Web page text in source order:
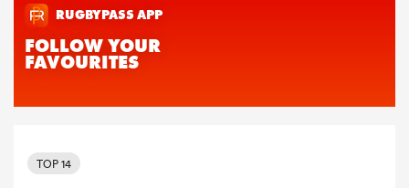
TOP 14